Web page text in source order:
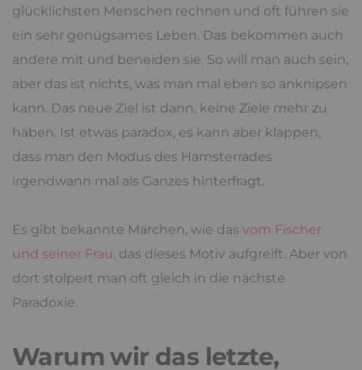
glücklichsten Menschen rechnen und oft führen sie
ein sehr genügsames Leben. Das bekommen auch
andere mit und beneiden sie. So will man auch sein,
aber das ist nichts, was man mal eben so anknipsen
kann. Das neue Ziel ist dann, keine Ziele mehr zu
haben. Ist etwas paradox, es kann aber klappen,
dass man den Modus des Hamsterrades
irgendwann mal als Ganzes hinterfragt.
Es gibt bekannte Märchen, wie das vom Fischer
und seiner Frau, das dieses Motiv aufgreift. Aber von
dort stolpert man oft gleich in die nächste
Paradoxie.
Warum wir das letzte,